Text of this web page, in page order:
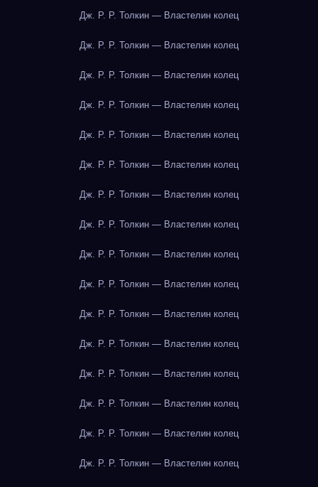
Дж. Р. Р. Толкин — Властелин колец
Дж. Р. Р. Толкин — Властелин колец
Дж. Р. Р. Толкин — Властелин колец
Дж. Р. Р. Толкин — Властелин колец
Дж. Р. Р. Толкин — Властелин колец
Дж. Р. Р. Толкин — Властелин колец
Дж. Р. Р. Толкин — Властелин колец
Дж. Р. Р. Толкин — Властелин колец
Дж. Р. Р. Толкин — Властелин колец
Дж. Р. Р. Толкин — Властелин колец
Дж. Р. Р. Толкин — Властелин колец
Дж. Р. Р. Толкин — Властелин колец
Дж. Р. Р. Толкин — Властелин колец
Дж. Р. Р. Толкин — Властелин колец
Дж. Р. Р. Толкин — Властелин колец
Дж. Р. Р. Толкин — Властелин колец